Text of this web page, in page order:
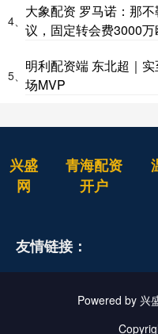
4、
大象配资 罗马诺：那
议，固定转会费3000万
5、
明利配资端 东北超｜
场MVP
兴盛
网
青海配资
开户
友情链接：
Powered by 兴